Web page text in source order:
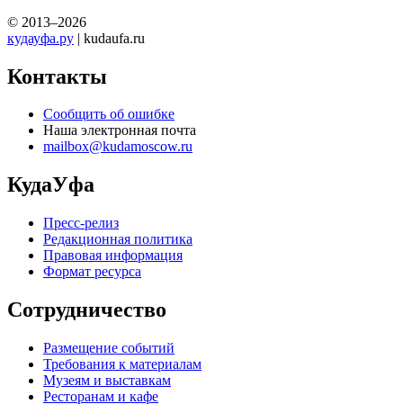
© 2013–2026
кудауфа.ру | kudaufa.ru
Контакты
Сообщить об ошибке
Наша электронная почта
mailbox@kudamoscow.ru
КудаУфа
Пресс-релиз
Редакционная политика
Правовая информация
Формат ресурса
Сотрудничество
Размещение событий
Требования к материалам
Музеям и выставкам
Ресторанам и кафе